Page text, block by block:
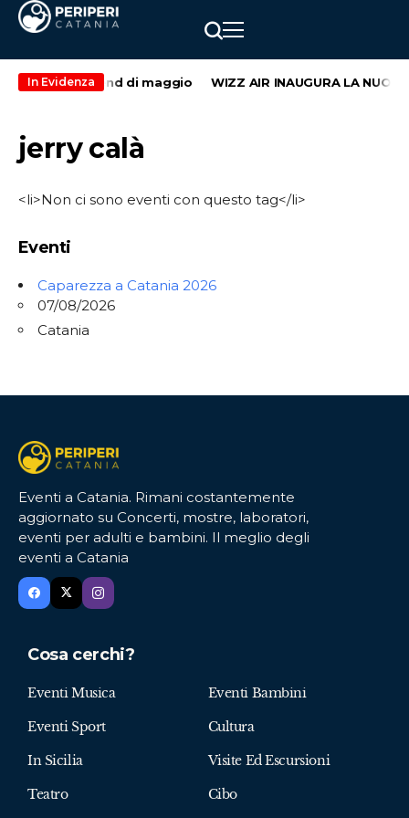
In Evidenzaweekend di maggio WIZZ AIR INAUGURA LA
jerry calà
<li>Non ci sono eventi con questo tag</li>
Eventi
Caparezza a Catania 2026
07/08/2026
Catania
Eventi a Catania. Rimani costantemente
aggiornato su Concerti, mostre, laboratori,
eventi per adulti e bambini. Il meglio degli
eventi a Catania
Cosa cerchi?
Eventi Musica Eventi Bambini
Eventi Sport Cultura
In Sicilia Visite Ed Escursioni
Teatro Cibo